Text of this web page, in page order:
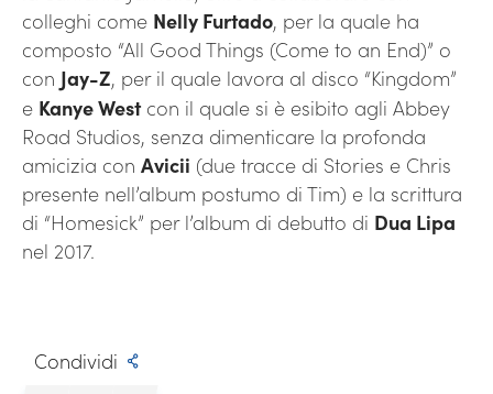
colleghi come Nelly Furtado, per la quale ha
composto “All Good Things (Come to an End)” o
con Jay-Z, per il quale lavora al disco “Kingdom”
e Kanye Westcon il quale si è esibito agli Abbey
Road Studios, senza dimenticare la profonda
amicizia con Avicii (due tracce di Stories e Chris
presente nell’album postumo di Tim) e la scrittura
di “Homesick” per l’album di debutto di Dua Lipa
nel 2017.
Condividi